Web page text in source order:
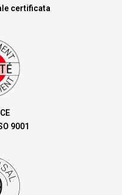
certificata
9001